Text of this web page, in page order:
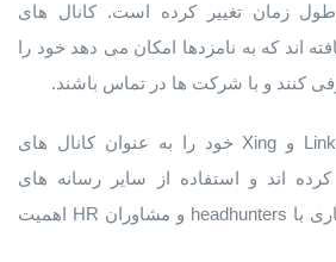
زمان تغییر کرده است. کانال های
اند که به نامزدها امکان می دهد خود را
کنند و با شرکت ها در تماس باشند.
پلتفرم هایی مانند LinkedIn و Xing خود را به عنوان کانال های
اند و استفاده از سایر رسانه های
اجتماعی و همچنین همکاری با headhunters و مشاوران HR اهمیت